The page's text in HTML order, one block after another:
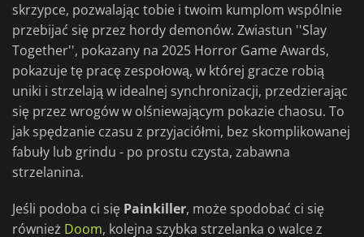
skrzypce, pozwalając tobie i twoim kumplom wspólnie
przebijać się przez hordy demonów. Zwiastun ''Slay
Together'', pokazany na 2025 Horror Game Awards,
pokazuje tę pracę zespołową, w której gracze robią
uniki i strzelają w idealnej synchronizacji, przedzierając
się przez wrogów w olśniewającym pokazie chaosu. To
jak spędzanie czasu z przyjaciółmi, bez skomplikowanej
fabuły lub grindu - po prostu czysta, zabawna
strzelanina.
Jeśli podoba ci się Painkiller, może spodobać ci się
również Doom, kolejna szybka strzelanka o walce z